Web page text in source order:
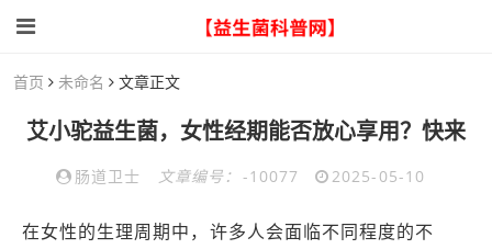
首页 未命名 文章正文
艾小驼益生菌，女性经期能否放心享用？快来
肠道卫士 文章编号： -10077 2025-05-10
在女性的生理周期中，许多人会面临不同程度的不